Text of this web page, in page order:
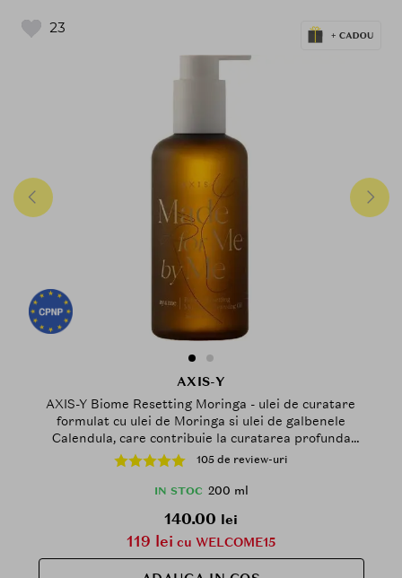
23
AXIS-Y
AXIS-Y Biome Resetting Moringa - ulei de curatare
formulat cu ulei de Moringa si ulei de galbenele
Calendula, care contribuie la curatarea profunda
intr-o singura etapa fara dubla curatare, si la
metinerea confortului pielii sensibile - 200 ml
105 de review-uri
IN STOC 200 ml
140.00 lei
119 lei cu WELCOME15